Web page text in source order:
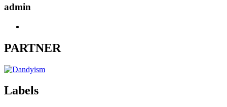
admin
PARTNER
Labels